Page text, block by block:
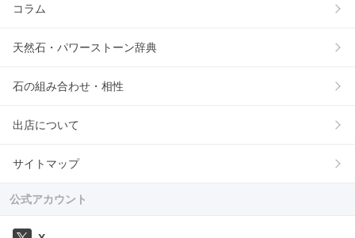
コラム
天然石・パワーストーン辞典
石の組み合わせ・相性
出店について
サイトマップ
公式アカウント